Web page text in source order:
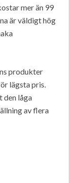
mer än 99
är väldigt hög
produkter
lägsta pris.
den låga
av flera